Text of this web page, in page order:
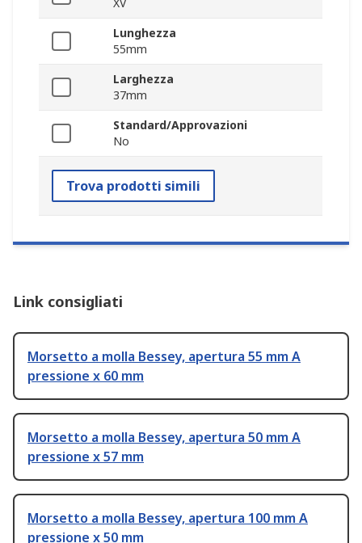
XV
Lunghezza
55mm
Larghezza
37mm
Standard/Approvazioni
No
Trova prodotti simili
Link consigliati
Morsetto a molla Bessey, apertura 55 mm A
pressione x 60 mm
Morsetto a molla Bessey, apertura 50 mm A
pressione x 57 mm
Morsetto a molla Bessey, apertura 100 mm A
pressione x 50 mm